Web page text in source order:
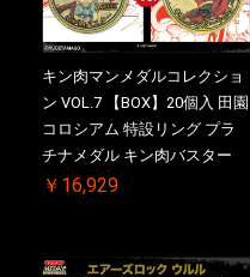
キン肉マンメダルコレクショ
ン VOL.7 【BOX】20個入 田園
コロシアム 特設リング プラ
チナメダル キン肉バスター
VS. キン肉バスターやぶり ケ
【二次受注分】2026/10/30 一
￥16,929